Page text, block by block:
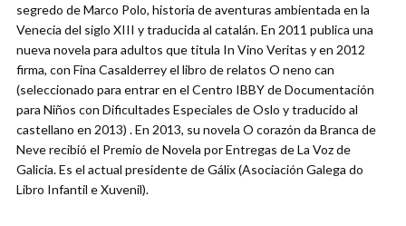
segredo de Marco Polo, historia de aventuras ambientada en la
Venecia del siglo XIII y traducida al catalán. En 2011 publica una
nueva novela para adultos que titula In Vino Veritas y en 2012
firma, con Fina Casalderrey el libro de relatos O neno can
(seleccionado para entrar en el Centro IBBY de Documentación
para Niños con Dificultades Especiales de Oslo y traducido al
castellano en 2013) . En 2013, su novela O corazón da Branca de
Neve recibió el Premio de Novela por Entregas de La Voz de
Galicia. Es el actual presidente de Gálix (Asociación Galega do
Libro Infantil e Xuvenil).